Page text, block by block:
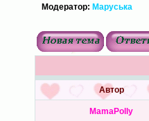
Модератор: Маруська
Автор
MamaPolly